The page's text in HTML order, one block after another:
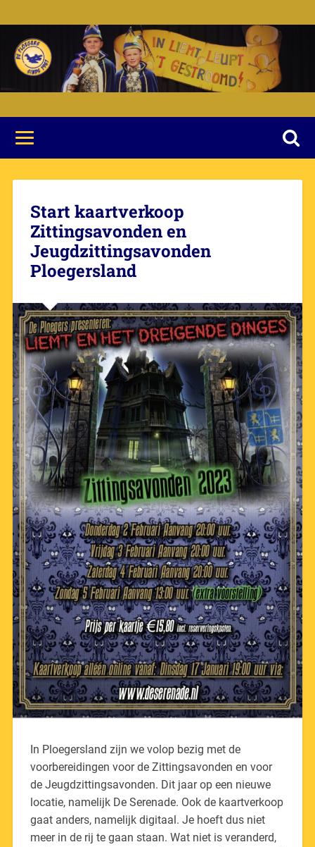
Start kaartverkoop
Zittingsavonden en
Jeugdzittingsavonden
Ploegersland
In Ploegersland zijn we volop bezig met de
voorbereidingen voor de Zittingsavonden en voor
de Jeugdzittingsavonden. Dit jaar op een nieuwe
locatie, namelijk De Serenade. Ook de kaartverkoop
gaat anders, namelijk digitaal. Je hoeft dus niet
meer in de rij te gaan staan. Wat niet is veranderd,